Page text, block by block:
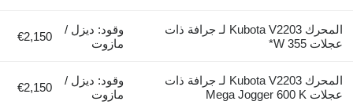
المحرك Kubota V2203 لـ جرافة ذات
عجلات W 355*
وقود: ديزل /
مازوت
€2,150
المحرك Kubota V2203 لـ جرافة ذات
عجلات Mega Jogger 600 K
وقود: ديزل /
مازوت
€2,150